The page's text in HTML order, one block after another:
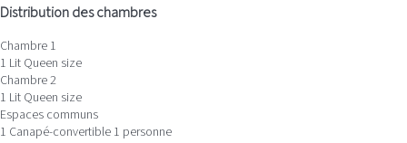
Distribution des chambres
Chambre 1
1 Lit Queen size
Chambre 2
1 Lit Queen size
Espaces communs
1 Canapé-convertible 1 personne